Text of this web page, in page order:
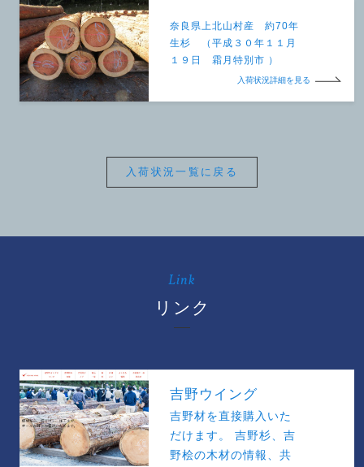
奈良県上北山村産 約70年
生杉 （平成３０年１１月
１９日 霜月特別市 ）
入荷状況詳細を見る
入荷状況一覧に戻る
Link
リンク
吉野ウイング
吉野材を直接購入いた
だけます。 吉野杉、吉
野桧の木材の情報、共